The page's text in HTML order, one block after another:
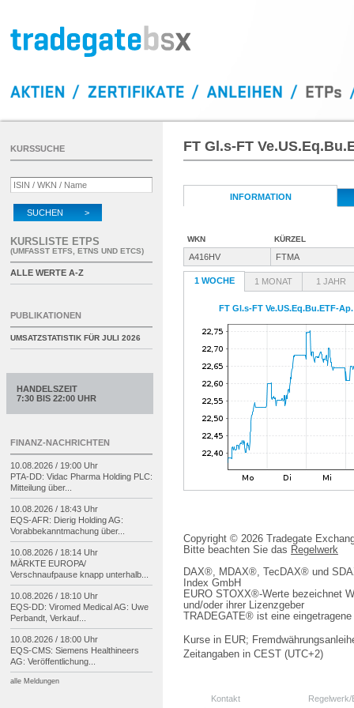
FT Gl.s-FT
INFORMATION
WKN KÜRZEL
A416HV FTMA
1 WOCHE 1 MONAT 1 JAHR
FT Gl.s-FT Ve.US.Eq.Bu.ETF-
Copyright © 2026 Tradegate
Bitte beachten Sie das Regelwerk
DAX®, MDAX®, TecDAX® und
Index GmbH
EURO STOXX®-Werte bezeichnet
und/oder ihrer Lizenzgeber
TRADEGATE® ist eine
Kurse in EUR;
Zeitangaben in CEST (UTC+2)
Kontakt
KURSSUCHE
SUCHEN >
KURSLISTE ETPS
(UMFASST ETFS, ETNS UND ETCS)
ALLE WERTE A-Z
PUBLIKATIONEN
UMSATZSTATISTIK FÜR JULI 2026
HANDELSZEIT
7:30 BIS 22:00 UHR
FINANZ-NACHRICHTEN
10.08.2026 / 19:00 Uhr
PTA-DD: Vidac Pharma Holding PLC:
Mitteilung über...
10.08.2026 / 18:43 Uhr
EQS-AFR: Dierig Holding AG:
Vorabbekanntmachung über...
10.08.2026 / 18:14 Uhr
MÄRKTE EUROPA/
Verschnaufpause knapp unterhalb...
10.08.2026 / 18:10 Uhr
EQS-DD: Viromed Medical AG: Uwe
Perbandt, Verkauf...
10.08.2026 / 18:00 Uhr
EQS-CMS: Siemens Healthineers
AG: Veröffentlichung...
alle Meldungen